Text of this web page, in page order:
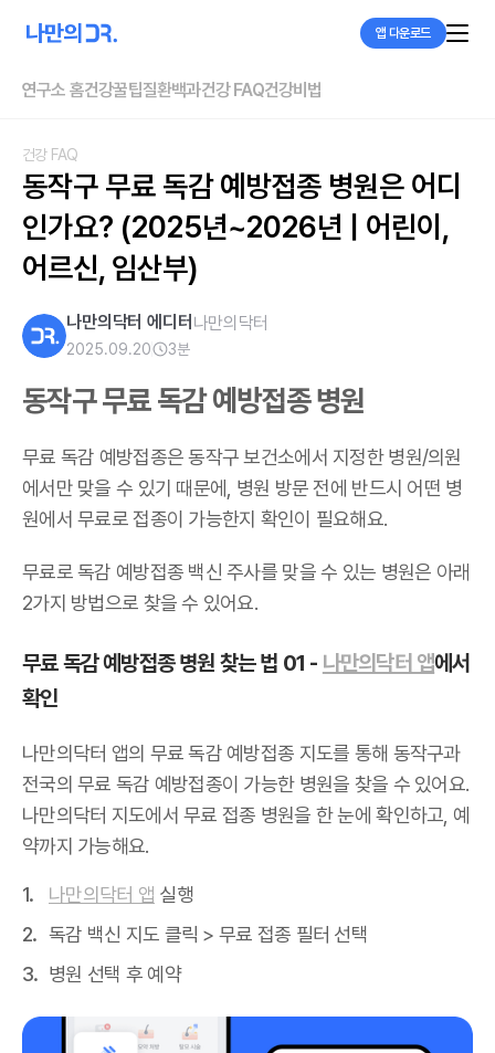
앱 다운로드
연구소 홈건강꿀팁질환백과건강 FAQ건강비법
건강 FAQ
동작구 무료 독감 예방접종 병원은 어디
인가요? (2025년~2026년 | 어린이,
어르신, 임산부)
나만의닥터 에디터 나만의닥터
2025.09.20 3분
동작구 무료 독감 예방접종 병원
무료 독감 예방접종은 동작구 보건소에서 지정한 병원/의원
에서만 맞을 수 있기 때문에, 병원 방문 전에 반드시 어떤 병
원에서 무료로 접종이 가능한지 확인이 필요해요.
무료로 독감 예방접종 백신 주사를 맞을 수 있는 병원은 아래
2가지 방법으로 찾을 수 있어요.
무료 독감 예방접종 병원 찾는 법 01 - 나만의닥터 앱에서
확인
나만의닥터 앱의 무료 독감 예방접종 지도를 통해 동작구과
전국의 무료 독감 예방접종이 가능한 병원을 찾을 수 있어요.
나만의닥터 지도에서 무료 접종 병원을 한 눈에 확인하고, 예
약까지 가능해요.
나만의닥터 앱 실행
독감 백신 지도 클릭 > 무료 접종 필터 선택
병원 선택 후 예약